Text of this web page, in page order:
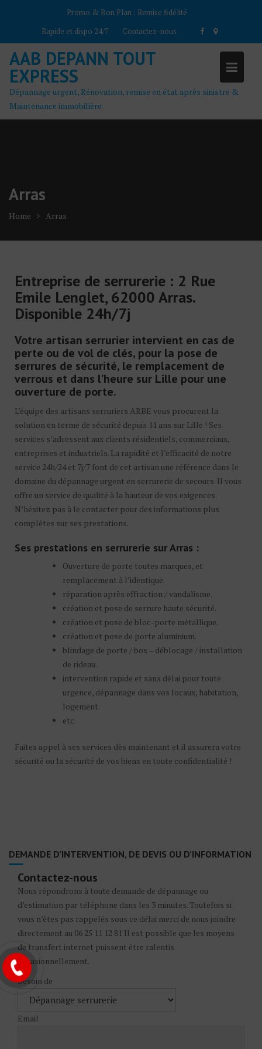
Promo & Bon Plan : Remise fidélité
Rapide et dispo 24/7
Contactez-nous
AAB DEPANN TOUT
EXPRESS
Dépannage urgent, Rénovation, remise en état après sinistre &
Maintenance immobilière
Arras
Home Arras
Entreprise de serrurerie : 2 Rue
Emile Lenglet, 62000 Arras.
Disponible 24h/7j
Votre artisan serrurier intervient en cas de
perte ou de vol de clés, pour la pose de
serrures de sécurité, le remplacement de
verrous et dans l’heure sur Lille pour une
ouverture de porte.
L’équipe des artisans serruriers ARBE vous procurent la
solution en terme de sécurité depuis 11 ans sur Lille ! Ses
services s’adressent aux clients résidentiels, commerciaux,
entreprises et industriels. La rapidité et l’efficacité de notre
service 24h/24 et 7j/7 font de cet artisan une référence dans le
domaine du dépannage urgent en serrurerie de secours. Il vous
offre un service de qualité à la hauteur de vos exigences.
N’hésitez pas à le contacter pour des informations plus
complètes sur ses prestations.
Ses prestations en serrurerie sur Arras :
Ouverture de porte toutes marques, et
remplacement à l’identique.
réparation après effraction / vandalisme.
création et pose de serrure haute sécurité.
création et pose de bloc-porte métallique.
création et pose de porte aluminium.
blindage de porte / box – déblocage / installation
de rideau.
intervention rapide et sans délai pour toute
urgence, dépannage dans vos locaux, habitation,
logement.
etc.
Faites appel à ses services dès maintenant et il assurera votre
sécurité ou la sécurité de vos biens en toute confidentialité !
DEMANDE D’INTERVENTION, DE DEVIS OU D’INFORMATION
Contactez-nous
Nous répondrons à toute demande de dépannage ou
d’estimation par téléphone dans les 3 minutes. Toutefois si
vous n’êtes pas rappelés sous ce délai merci de nous joindre
directement au 06 25 11 12 81 Il est possible que les moyens
de transfert internet puissent être ralentis
occasionnellement.
Besoin de
Email